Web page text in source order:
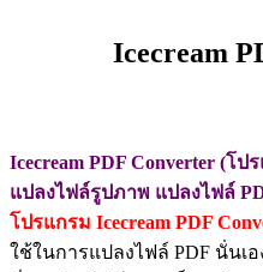
Icecream
Icecream PDF Converter (โป
แปลงไฟล์รูปภาพ แปลงไฟล์
โปรแกรม Icecream PDF
ใช้ในการแปลงไฟล์ PDF นั่น